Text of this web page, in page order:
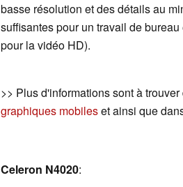
basse résolution et des détails au
suffisantes pour un travail de
pour la vidéo HD).
>> Plus d'informations sont à trouver
graphiques mobileset ainsi que
Celeron N4020: